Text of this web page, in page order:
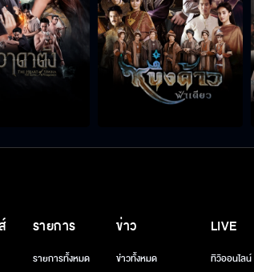
รายการ
รายการทั้งหมด
ข่าว
ข่าวทั้งหมด
LIVE
ทีวีออนไลน์